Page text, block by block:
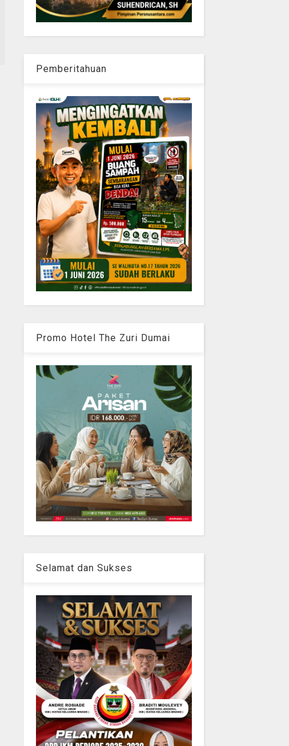
Pemberitahuan
Promo Hotel The Zuri Dumai
Selamat dan Sukses